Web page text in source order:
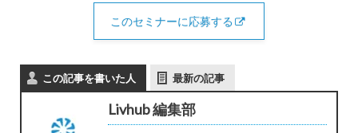
このセミナーに応募する
この記事を書いた人 最新の記事
Livhub 編集部